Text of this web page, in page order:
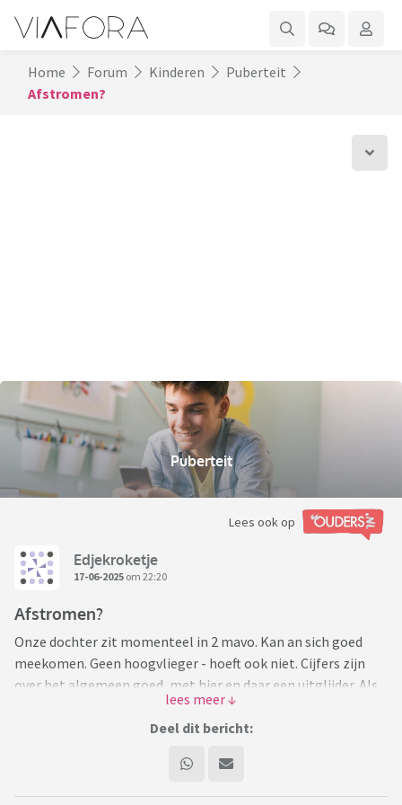
Home Forum Kinderen
Puberteit
Afstromen?
Puberteit
Lees ook op
Edjekroketje
17-06-2025 om 22:20
Afstromen?
Onze dochter zit momenteel in 2 mavo. Kan an sich goed
meekomen. Geen hoogvlieger - hoeft ook niet. Cijfers zijn
over het algemeen goed, met hier en daar een uitglijder. Als
de rest van het schooljaar gaat zoals nu kan ze over naar de
Nu geeft ze aan dat het liever naar kader wil. Ziet erg op
tegen het 3e leerjaar met toetsweken (geen toetsen meer
Deel dit bericht: